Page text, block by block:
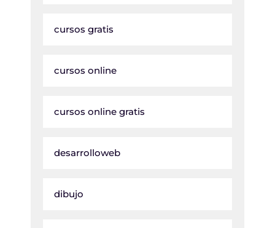
cursos gratis
cursos online
cursos online gratis
desarrolloweb
dibujo